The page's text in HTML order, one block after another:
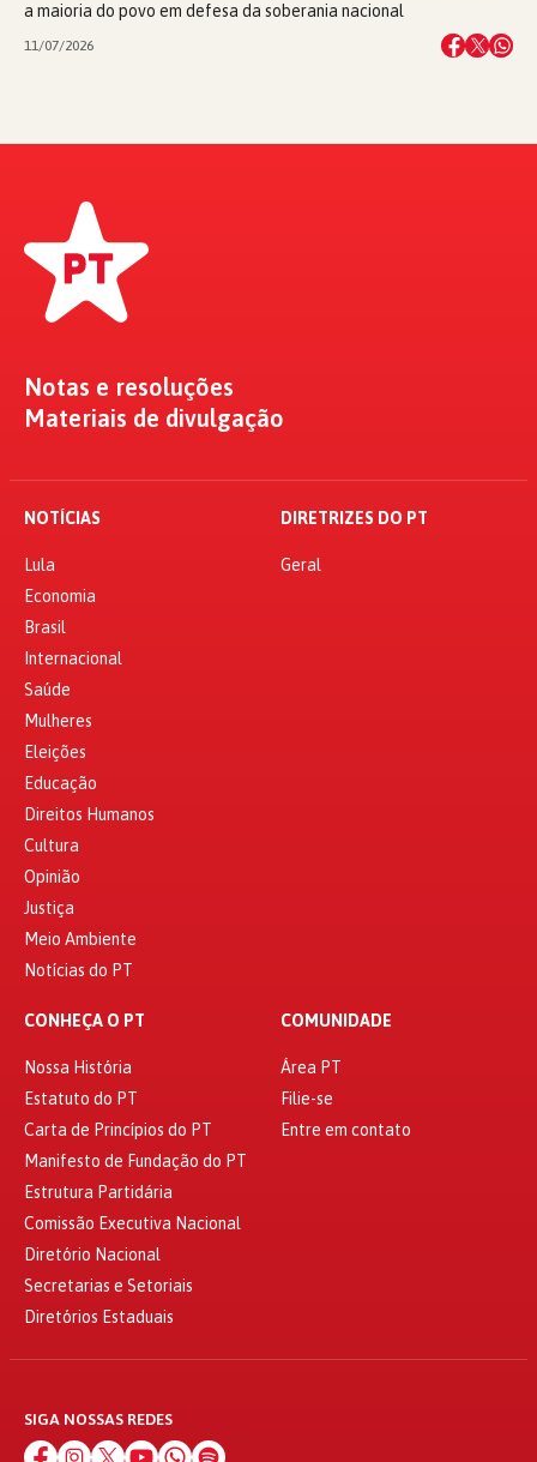
a maioria do povo em defesa da soberania nacional
11/07/2026
Notas e resoluções
Materiais de divulgação
NOTÍCIAS
Lula
Economia
Brasil
Internacional
Saúde
Mulheres
Eleições
Educação
Direitos Humanos
Cultura
Opinião
Justiça
Meio Ambiente
Notícias do PT
DIRETRIZES DO PT
Geral
CONHEÇA O PT
Nossa História
Estatuto do PT
Carta de Princípios do PT
Manifesto de Fundação do PT
Estrutura Partidária
Comissão Executiva Nacional
Diretório Nacional
Secretarias e Setoriais
Diretórios Estaduais
COMUNIDADE
Área PT
Filie-se
Entre em contato
SIGA NOSSAS REDES